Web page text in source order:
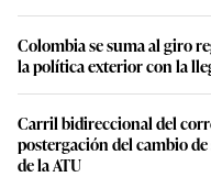
Colombia se suma al giro
la política exterior con la
Carril bidireccional del
postergación del cambio
de la ATU